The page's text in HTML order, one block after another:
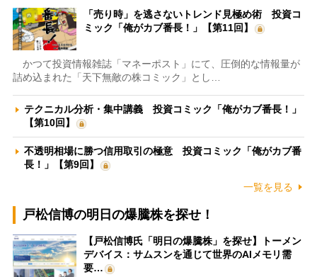
「売り時」を逃さないトレンド見極め術 投資コ
ミック「俺がカブ番長！」【第11回】
かつて投資情報雑誌「マネーポスト」にて、圧倒的な情報量が
詰め込まれた「天下無敵の株コミック」とし…
テクニカル分析・集中講義 投資コミック「俺がカブ番長！」
【第10回】
不透明相場に勝つ信用取引の極意 投資コミック「俺がカブ番
長！」【第9回】
一覧を見る
戸松信博の明日の爆騰株を探せ！
【戸松信博氏「明日の爆騰株」を探せ】トーメン
デバイス：サムスンを通じて世界のAIメモリ需
要…